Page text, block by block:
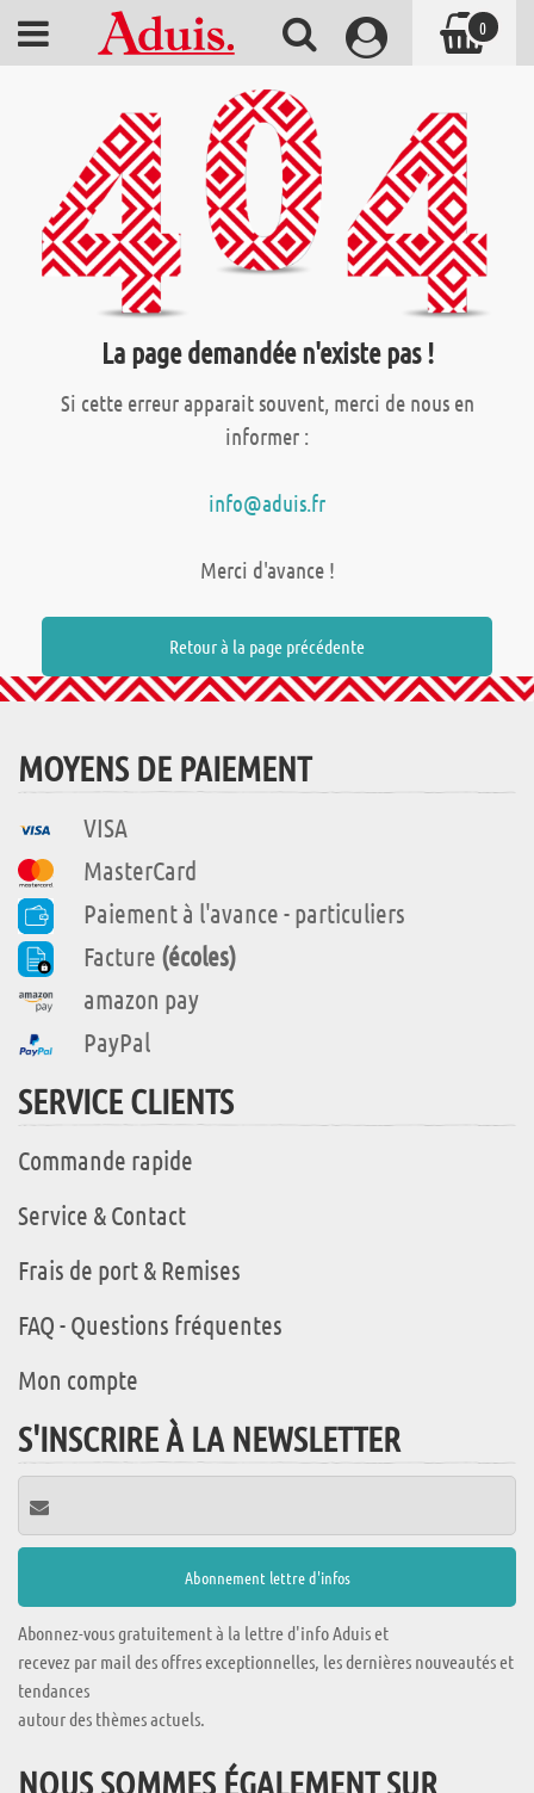
La page demandée n'existe pas !
Si cette erreur apparait souvent, merci de nous en
informer :
info@aduis.fr
Merci d'avance !
Retour à la page précédente
MOYENS DE PAIEMENT
VISA
MasterCard
Paiement à l'avance - particuliers
Facture (écoles)
amazon pay
PayPal
SERVICE CLIENTS
Commande rapide
Service & Contact
Frais de port & Remises
FAQ - Questions fréquentes
Mon compte
S'INSCRIRE À LA NEWSLETTER
Abonnez-vous gratuitement à la lettre d'info Aduis et
recevez par mail des offres exceptionnelles, les dernières nouveautés et
tendances
autour des thèmes actuels.
NOUS SOMMES ÉGALEMENT SUR
0